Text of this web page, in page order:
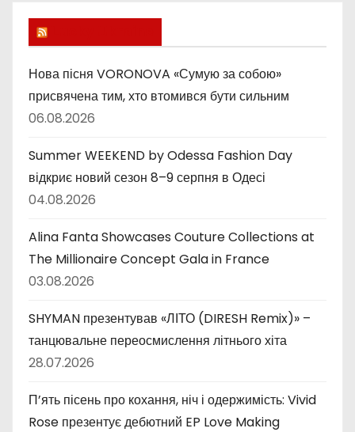
к
и
Нова пісня VORONOVA «Сумую за собою»
присвячена тим, хто втомився бути сильним
06.08.2026
Summer WEEKEND by Odessa Fashion Day
відкриє новий сезон 8–9 серпня в Одесі
04.08.2026
Alina Fanta Showcases Couture Collections at
The Millionaire Concept Gala in France
03.08.2026
SHYMAN презентував «ЛІТО (DIRESH Remix)» –
танцювальне переосмислення літнього хіта
28.07.2026
П’ять пісень про кохання, ніч і одержимість: Vivid
Rose презентує дебютний EP Love Making